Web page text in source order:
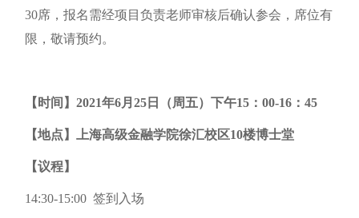
30席，报名需经项目负责老师审核后确认参会，席位有
限，敬请预约。
【时间】2021年6月25日（周五）下午15：00-16：45
【地点】上海高级金融学院徐汇校区10楼博士堂
【议程】
14:30-15:00 签到入场